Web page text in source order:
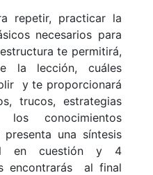
repetir, practicar la
necesarios para
te permitirá,
la lección, cuáles
y te proporcionará
trucos, estrategias
conocimientos
una síntesis
en cuestión y 4
encontrarás al final